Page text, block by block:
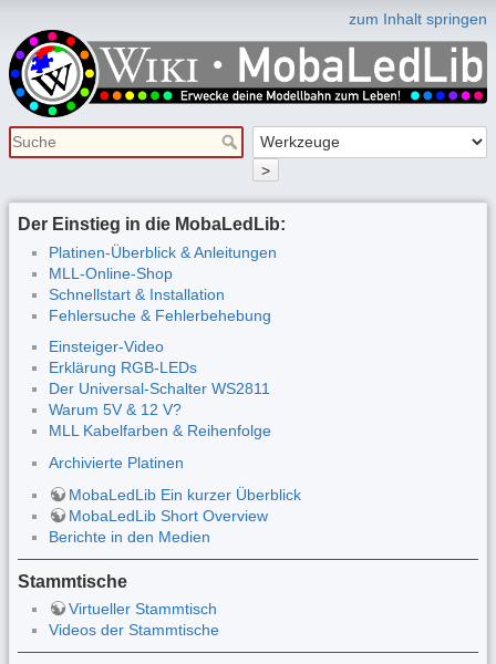
zum Inhalt springen
>
Der Einstieg in die MobaLedLib:
Platinen-Überblick & Anleitungen
MLL-Online-Shop
Schnellstart & Installation
Fehlersuche & Fehlerbehebung
Einsteiger-Video
Erklärung RGB-LEDs
Der Universal-Schalter WS2811
Warum 5V & 12 V?
MLL Kabelfarben & Reihenfolge
Archivierte Platinen
MobaLedLib Ein kurzer Überblick
MobaLedLib Short Overview
Berichte in den Medien
Stammtische
Virtueller Stammtisch
Videos der Stammtische